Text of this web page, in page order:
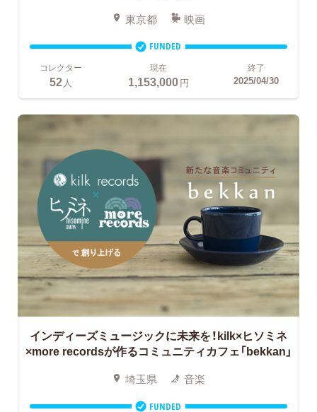
東京都 映画
FUNDED
コレクター
52 人
現在
1,153,000円
終了
2025/04/30
インディーズミュージックに未来を！kilk×ヒソミネ
×more recordsが作るコミュニティカフェ「bekkan」
埼玉県 音楽
FUNDED